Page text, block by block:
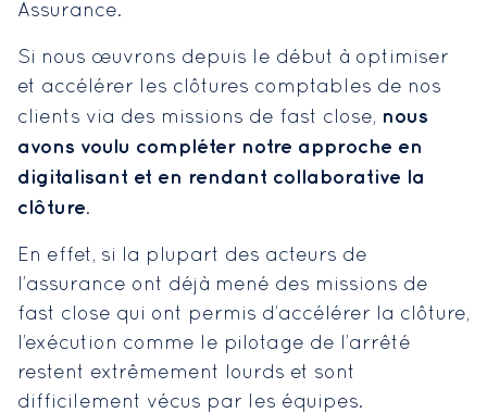
Assurance.
Si nous œuvrons depuis le début à optimiser
et accélérer les clôtures comptables de nos
clients via des missions de fast close, nous
avons voulu compléter notre approche en
digitalisant et en rendant collaborative la
clôture.
En effet, si la plupart des acteurs de
l’assurance ont déjà mené des missions de
fast close qui ont permis d’accélérer la clôture,
l’exécution comme le pilotage de l’arrêté
restent extrêmement lourds et sont
difficilement vécus par les équipes.